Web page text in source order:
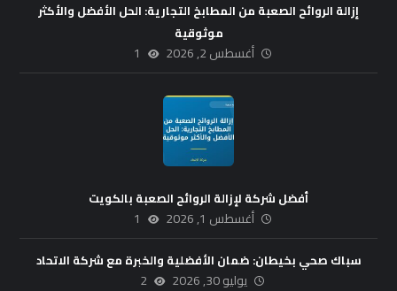
إزالة الروائح الصعبة من المطابخ التجارية: الحل الأفضل والأكثر
موثوقية
أغسطس 2, 2026 1
أفضل شركة لإزالة الروائح الصعبة بالكويت
أغسطس 1, 2026 1
سباك صحي بخيطان: ضمان الأفضلية والخبرة مع شركة الاتحاد
يوليو 30, 2026 2